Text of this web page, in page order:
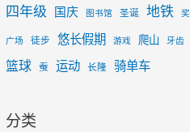
四年级 国庆 图书馆 圣诞 地铁 奖
广场 徒步 悠长假期 游戏 爬山 牙齿
篮球 蚕 运动 长隆 骑单车
分类